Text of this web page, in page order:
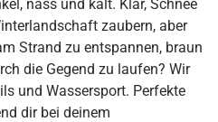
nass und kalt. Klar, Schnee
zaubern, aber
Strand zu entspannen, braun
die Gegend zu laufen? Wir
und Wassersport. Perfekte
dir bei deinem